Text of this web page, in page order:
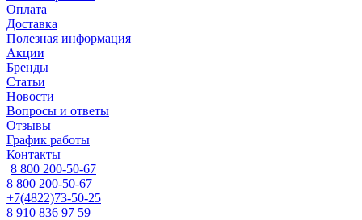
Оплата
Доставка
Полезная информация
Акции
Бренды
Статьи
Новости
Вопросы и ответы
Отзывы
График работы
Контакты
8 800 200-50-67
8 800 200-50-67
+7(4822)73-50-25
8 910 836 97 59